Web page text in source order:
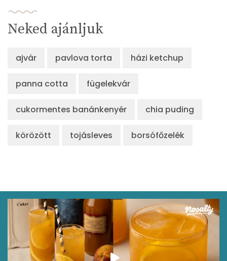
Neked ajánljuk
ajvár pavlova torta házi ketchup
panna cotta fügelekvár
cukormentes banánkenyér chia puding
körözött tojásleves borsófőzelék